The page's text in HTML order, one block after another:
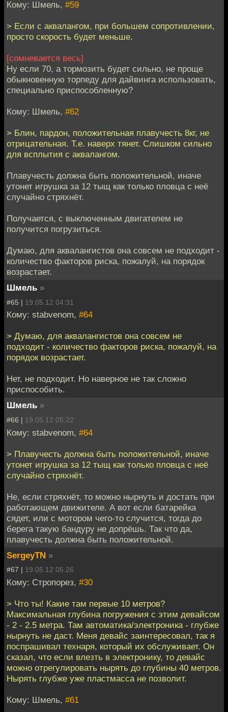
Кому: Шмель, #59
> Если с аквалангом, при большем сопротивлении,
просто скорость будет меньше.
[сомневается весь]
Ну если 70, а тормозить будет сильно, не проще
обыкновенную торпеду для дайвинга использовать,
специально приспособленную?
Кому: Шмель, #62
> Блин, пардон, положительная плавучесть 8кг, не
отрицательная. Т.е. наверх тянет. Слишком сильно
для всплытия с аквалангом.
Плавучесть должна быть положительной, иначе
утонет игрушка за 12 тыщ как только пловца с неё
случайно стряхнёт.
Получается, с выключенным двигателем не
получится погрузиться.
Думаю, для аквалангистов она совсем не подходит -
количество факторов риска, пожалуй, на порядок
возрастает.
Шмель »
#65 | 19.05.12 04:31
Кому: stabvenom, #64
> Думаю, для аквалангистов она совсем не
подходит - количество факторов риска, пожалуй, на
порядок возрастает.
Нет, не подходит. Но наверное не так сложно
приспособить.
Шмель »
#66 | 19.05.12 05:22
Кому: stabvenom, #64
> Плавучесть должна быть положительной, иначе
утонет игрушка за 12 тыщ как только пловца с неё
случайно стряхнёт.
Не, если стряхнёт, то можно нырнуть и достать при
работающем движителе. А вот если батарейка
сядет, или с мотором чего-то случится, тогда до
берега такую бандуру не допрёшь. Так что да,
плавучесть должна быть положительной.
SergeyTN »
#67 | 19.05.12 05:26
Кому: Стропорез, #30
> Что ты! Какие там первые 10 метров?
Максимальная глубина погружения с этим девайсом
- 2 - 2.5 метра. Там автоматика/электроника - глубже
нырнуть не даст. Меня девайс заинтересовал, так я
поспрашивал технаря, который их обслуживает. Он
сказал, что если влезть в электронику, то девайс
можно отрегулировать нырять до глубины 40 метров.
Нырять глубже уже пластмасса не позволит.
Кому: Шмель, #61